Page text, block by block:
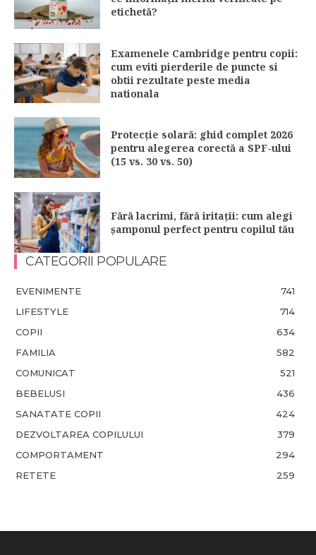
etichetă?
Examenele Cambridge pentru copii:
cum eviti pierderile de puncte si
obtii rezultate peste media
nationala
Protecție solară: ghid complet 2026
pentru alegerea corectă a SPF-ului
(15 vs. 30 vs. 50)
Fără lacrimi, fără iritații: cum alegi
șamponul perfect pentru copilul tău
CATEGORII POPULARE
EVENIMENTE
741
LIFESTYLE
714
COPII
634
FAMILIA
582
COMUNICAT
521
BEBELUSI
436
SANATATE COPII
424
DEZVOLTAREA COPILULUI
379
COMPORTAMENT
294
RETETE
259